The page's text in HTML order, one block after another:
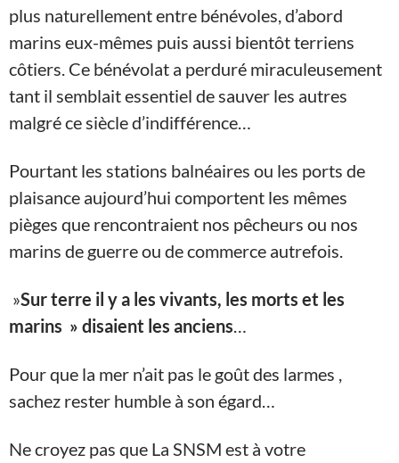
plus naturellement entre bénévoles, d’abord
marins eux-mêmes puis aussi bientôt terriens
côtiers. Ce bénévolat a perduré miraculeusement
tant il semblait essentiel de sauver les autres
malgré ce siècle d’indifférence…
Pourtant les stations balnéaires ou les ports de
plaisance aujourd’hui comportent les mêmes
pièges que rencontraient nos pêcheurs ou nos
marins de guerre ou de commerce autrefois.
»Sur terre il y a les vivants, les morts et les
marins » disaient les anciens
Pour que la mer n’ait pas le goût des larmes ,
sachez rester humble à son égard…
Ne croyez pas que La SNSM est à votre